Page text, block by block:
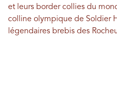
et leurs border collies du
colline olympique de Soldier
légendaires brebis des